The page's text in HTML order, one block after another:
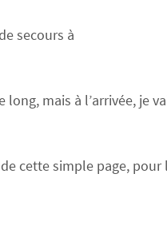
secours à
mais à l’arrivée, je
cette simple page, pour